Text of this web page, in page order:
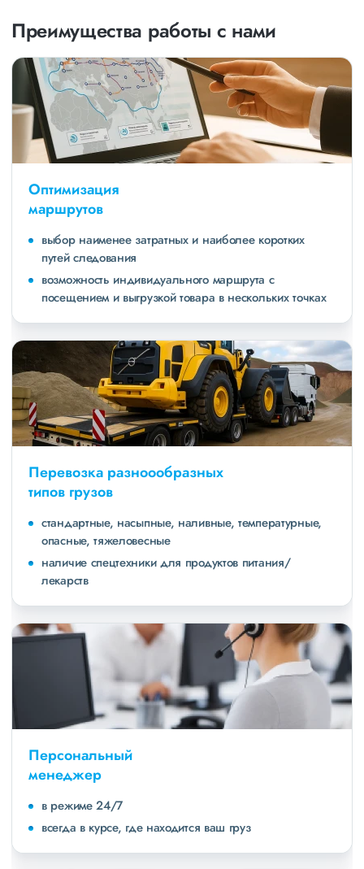
Преимущества работы с нами
Оптимизация
маршрутов
выбор наименее затратных и наиболее коротких
путей следования
возможность индивидуального маршрута с
посещением и выгрузкой товара в нескольких точках
Перевозка разноообразных
типов грузов
стандартные, насыпные, наливные, температурные,
опасные, тяжеловесные
наличие спецтехники для продуктов питания/
лекарств
Персональный
менеджер
в режиме 24/7
всегда в курсе, где находится ваш груз